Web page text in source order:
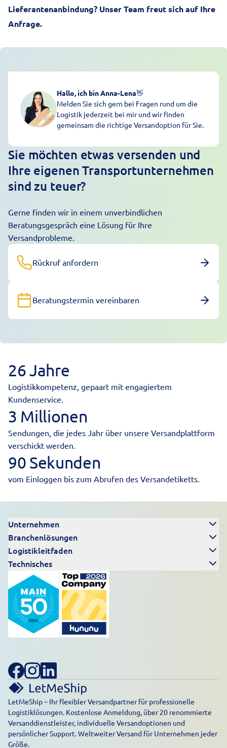
Lieferantenanbindung? Unser Team freut sich auf Ihre
Anfrage.
Hallo, ich bin Anna-Lena👋
Melden Sie sich gern bei Fragen rund um die
Logistik jederzeit bei mir und wir finden
gemeinsam die richtige Versandoption für Sie.
Sie möchten etwas versenden und
Ihre eigenen Transportunternehmen
sind zu teuer?
Gerne finden wir in einem unverbindlichen
Beratungsgespräch eine Lösung für Ihre
Versandprobleme.
Rückruf anfordern
Beratungstermin vereinbaren
26 Jahre
Logistikkompetenz, gepaart mit engagiertem
Kundenservice.
3 Millionen
Sendungen, die jedes Jahr über unsere Versandplattform
verschickt werden.
90 Sekunden
vom Einloggen bis zum Abrufen des Versandetiketts.
Unternehmen
Branchenlösungen
Logistikleitfaden
Technisches
LetMeShip – Ihr flexibler Versandpartner für professionelle
Logistiklösungen. Kostenlose Anmeldung, über 20 renommierte
Versanddienstleister, individuelle Versandoptionen und
persönlicher Support. Weltweiter Versand für Unternehmen jeder
Größe.